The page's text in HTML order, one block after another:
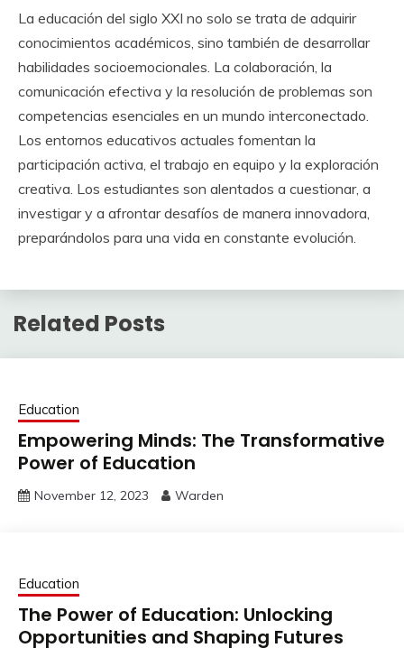
La educación del siglo XXI no solo se trata de adquirir
conocimientos académicos, sino también de desarrollar
habilidades socioemocionales. La colaboración, la
comunicación efectiva y la resolución de problemas son
competencias esenciales en un mundo interconectado.
Los entornos educativos actuales fomentan la
participación activa, el trabajo en equipo y la exploración
creativa. Los estudiantes son alentados a cuestionar, a
investigar y a afrontar desafíos de manera innovadora,
preparándolos para una vida en constante evolución.
Related Posts
Education
Empowering Minds: The Transformative
Power of Education
November 12, 2023 Warden
Education
The Power of Education: Unlocking
Opportunities and Shaping Futures